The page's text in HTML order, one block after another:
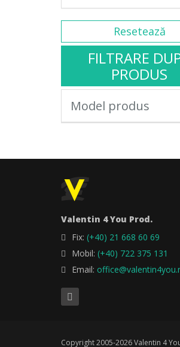
Resetează
FILTRARE
PRODUS
Model produs
Valentin 4 You Prod.
Fix: (+40) 21 668 60 69
Mobil: (+40) 722 375 131
Email:
Copyright 2005-2026 Valentin 4